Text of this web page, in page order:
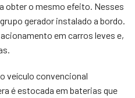
obter o mesmo efeito. Nesses
gerador instalado a bordo.
em carros leves e,
veículo convencional
é estocada em baterias que